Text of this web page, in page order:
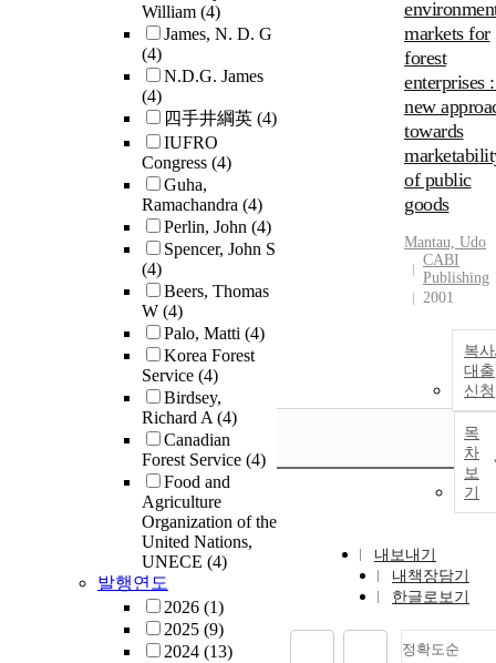
William (4)
James, N. D. G
(4)
N.D.G. James
(4)
四手井綱英 (4)
IUFRO
Congress (4)
Guha,
Ramachandra (4)
Perlin, John (4)
Spencer, John S
(4)
Beers, Thomas
W (4)
Palo, Matti (4)
Korea Forest
Service (4)
Birdsey,
Richard A(4)
Canadian
Forest Service (4)
Food and
Agriculture
Organization of the
United Nations,
UNECE (4)
발행연도
2026 (1)
2025 (9)
2024 (13)
markets for
forest
enterprises
new
towards
of public
goods
Mantau, Udo
CABI
Publishing
2001
복
대출
신청
목
차
보
기
내보내기
내책장담기
한글로보기
정확도순